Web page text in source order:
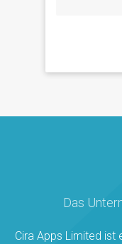
Das
Cira Apps Limited ist